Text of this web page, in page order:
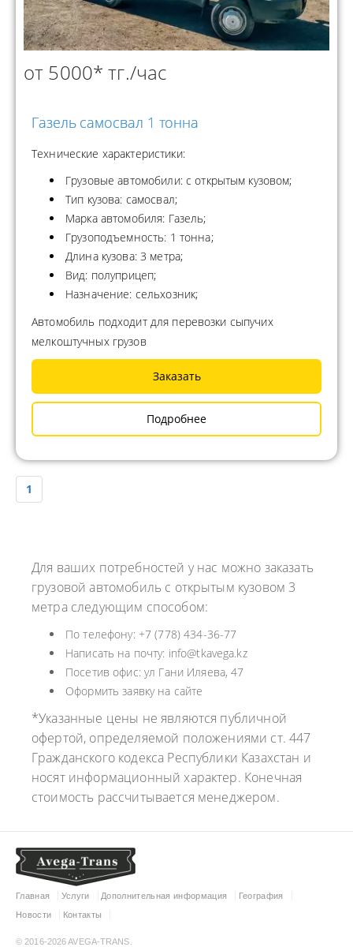
от 5000* тг./час
Газель самосвал 1 тонна
Технические характеристики:
Грузовые автомобили: с открытым кузовом;
Тип кузова: самосвал;
Марка автомобиля: Газель;
Грузоподъемность: 1 тонна;
Длина кузова: 3 метра;
Вид: полуприцеп;
Назначение: сельхозник;
Автомобиль подходит для перевозки сыпучих
мелкоштучных грузов
Заказать
Подробнее
1
Для ваших потребностей у нас можно заказать
грузовой автомобиль с открытым кузовом 3
метра следующим способом:
По телефону: +7 (778) 434-36-77
Написать на почту: info@tkavega.kz
Посетив офис: ул Гани Иляева, 47
Оформить заявку на сайте
*Указанные цены не являются публичной
офертой, определяемой положениями ст. 447
Гражданского кодекса Республики Казахстан и
носят информационный характер. Конечная
стоимость рассчитывается менеджером.
Главная Услуги Дополнительная информация
География
Новости
Контакты
© 2016-2026 AVEGA-TRANS.